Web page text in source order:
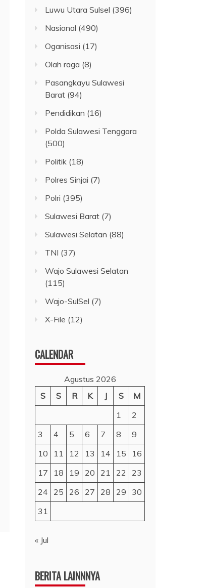
Luwu Utara Sulsel (396)
Nasional (490)
Oganisasi (17)
Olah raga (8)
Pasangkayu Sulawesi
Barat (94)
Pendidikan (16)
Polda Sulawesi Tenggara
(500)
Politik (18)
Polres Sinjai (7)
Polri (395)
Sulawesi Barat (7)
Sulawesi Selatan (88)
TNI (37)
Wajo Sulawesi Selatan
(115)
Wajo-SulSel (7)
X-File (12)
CALENDAR
Agustus 2026
S
S R K J S
M
1
2
3
4 5 6 7 8
9
10
11 12 13 14 15
16
17
18 19 20 21 22
23
24
25 26 27 28 29
30
31
« Jul
BERITA LAINNNYA